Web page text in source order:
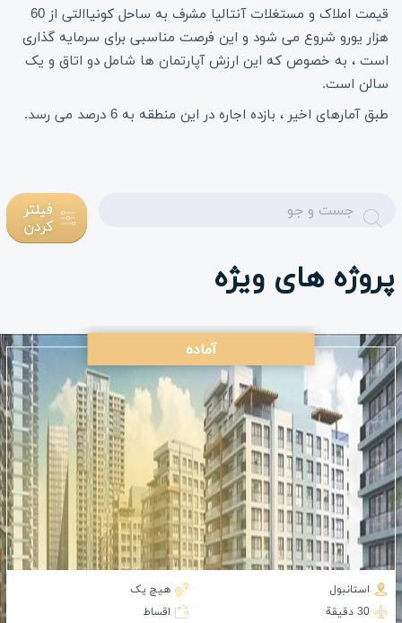
قیمت املاک و مستغلات آنتالیا مشرف به ساحل کونیاالتی از 60
هزار یورو شروع می شود و این فرصت مناسبی برای سرمایه گذاری
است ، به خصوص که این ارزش آپارتمان ها شامل دو اتاق و یک
سالن است.
طبق آمارهای اخیر ، بازده اجاره در این منطقه به 6 درصد می رسد.
Enter
text
فیلتر
کردن
پروژه های ویژه
آماده
استانبول
هیچ یک
30 دقيقة
اقساط